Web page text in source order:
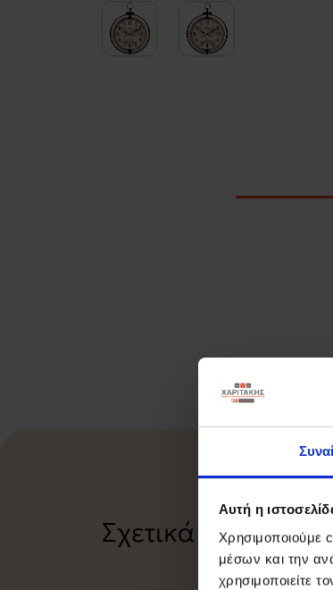
Αυτή η
Χρησιμοποιούμε
μέσων και την
χρησιμοποιείτε
Σχετικά Προϊόντα